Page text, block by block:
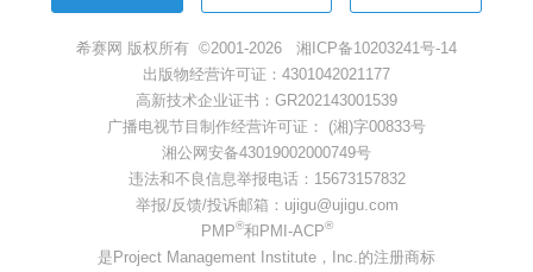
希赛网 版权所有 ©2001-2026 湘ICP备10203241号-14
出版物经营许可证：4301042021177
高新技术企业证书：GR202143001539
广播电视节目制作经营许可证： (湘)字00833号
湘公网安备43019002000749号
违法和不良信息举报电话：15673157832
举报/反馈/投诉邮箱：ujigu@ujigu.com
PMP®和PMI-ACP®
是Project Management Institute，Inc.的注册商标